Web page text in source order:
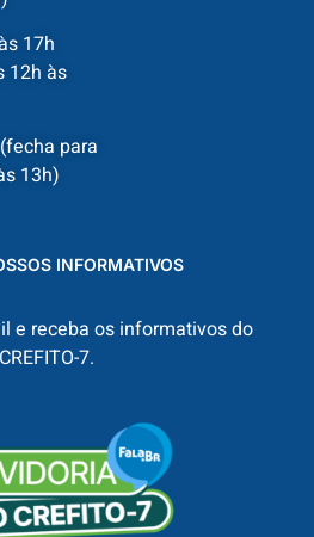
17h
12h às
para
13h)
INFORMATIVOS
e receba os informativos do
CREFITO-7.